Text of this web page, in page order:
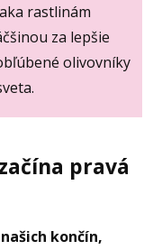
rastlinám
za lepšie
olivovníky
pravá
končín,